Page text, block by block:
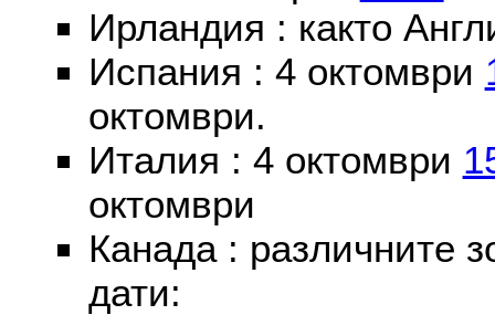
Ирландия : както
Испания : 4 октомври
октомври.
Италия : 4 октомври
октомври
Канада : различните
дати: